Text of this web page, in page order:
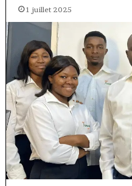
1 juillet 2025